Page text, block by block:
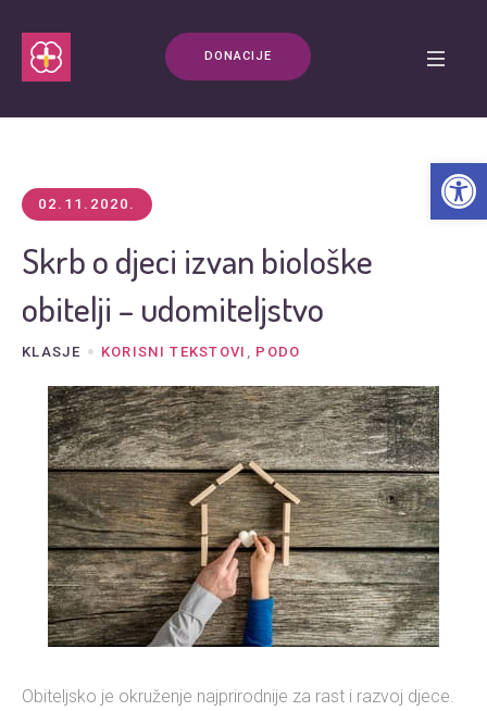
DONACIJE
02.11.2020.
Skrb o djeci izvan biološke
obitelji – udomiteljstvo
KLASJE KORISNI TEKSTOVI , PODO
Obiteljsko je okruženje najprirodnije za rast i razvoj djece.